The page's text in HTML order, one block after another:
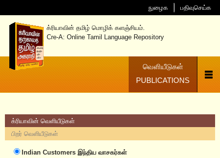
க்ரியாவின் தமிழ் மொழிக் களஞ்சியம்.
Cre-A: Online Tamil Language Repository
வெளியீடுகள்
PUBLICATIONS
நுழைக பதிவுசெய்க
க்ரியாவின் வெளியீடுகள்
பிறர் வெளியீடுகள்
Indian Customersஇந்திய வாசகர்கள்